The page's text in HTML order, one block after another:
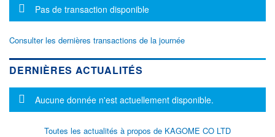
Message d'information
Pas de transaction disponible
Consulter les dernières transactions de la journée
DERNIÈRES ACTUALITÉS
Message d'information
Aucune donnée n'est actuellement disponible.
Toutes les actualités à propos de KAGOME CO LTD